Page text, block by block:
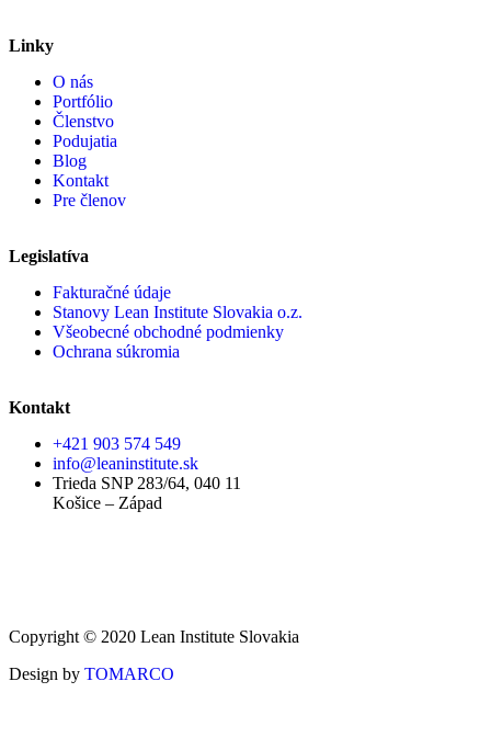
Linky
O nás
Portfólio
Členstvo
Podujatia
Blog
Kontakt
Pre členov
Legislatíva
Fakturačné údaje
Stanovy Lean Institute Slovakia o.z.
Všeobecné obchodné podmienky
Ochrana súkromia
Kontakt
+421 903 574 549
info@leaninstitute.sk
Trieda SNP 283/64, 040 11
Košice – Západ
Copyright © 2020 Lean Institute Slovakia
Design by TOMARCO